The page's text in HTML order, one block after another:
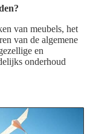
van meubels, het
van de algemene
en
onderhoud